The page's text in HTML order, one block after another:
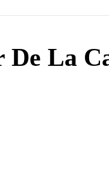
De La